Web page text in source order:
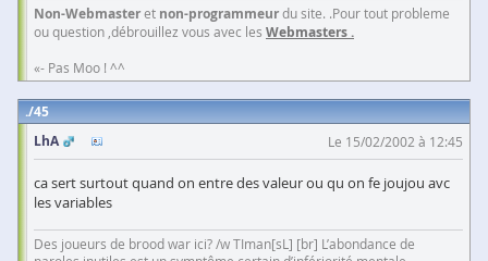
Non-Webmasteret non-programmeurdu site. .Pour tout probleme
ou question ,débrouillez vous avec les Webmasters .
«- Pas Moo ! ^^
45
LhA
Le 15/02/2002 à 12:45
ca sert surtout quand on entre des valeur ou qu on fe joujou avc
les variables
Des joueurs de brood war ici? /w TIman[sL] [br] L’abondance de